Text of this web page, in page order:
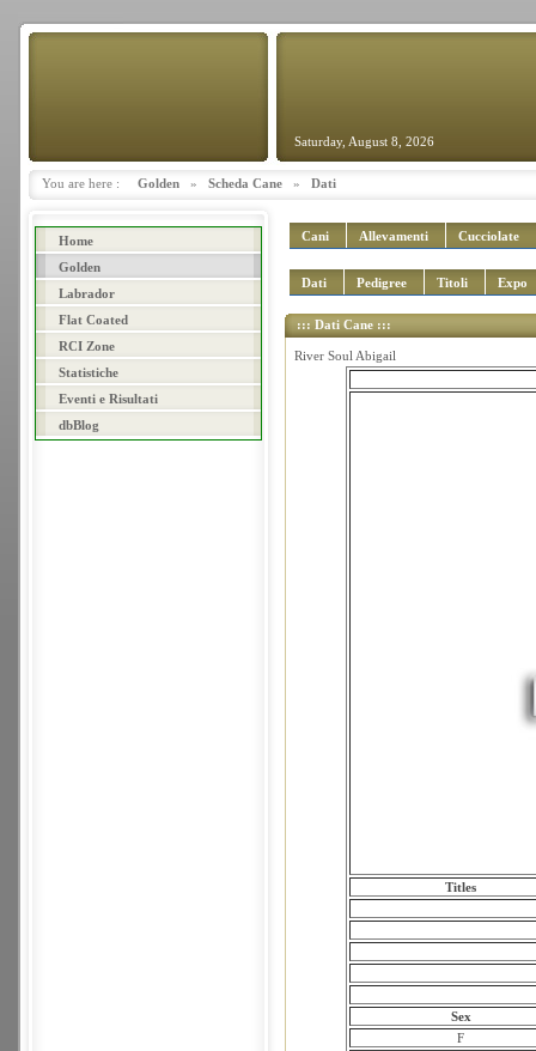
Saturday, August 8, 2026
You are here : Golden » Scheda Cane » Dati
Home
Golden
Labrador
Flat Coated
RCI Zone
Statistiche
Eventi e Risultati
dbBlog
Cani Allevamenti Cucciolate
Dati Pedigree Titoli Expo
::: Dati Cane :::
River Soul Abigail
Titles
Sex
F